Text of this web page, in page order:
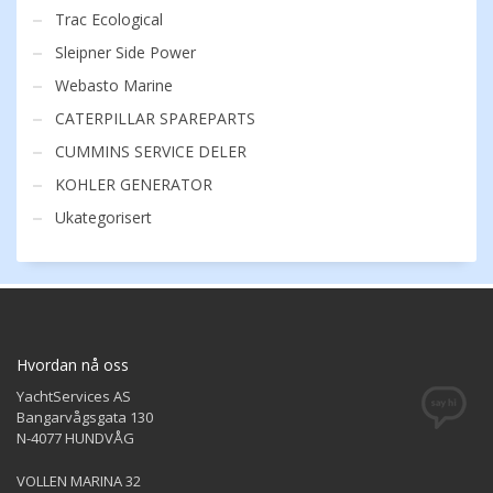
Trac Ecological
Sleipner Side Power
Webasto Marine
CATERPILLAR SPAREPARTS
CUMMINS SERVICE DELER
KOHLER GENERATOR
Ukategorisert
Hvordan nå oss
YachtServices AS
Bangarvågsgata 130
N-4077 HUNDVÅG
VOLLEN MARINA 32